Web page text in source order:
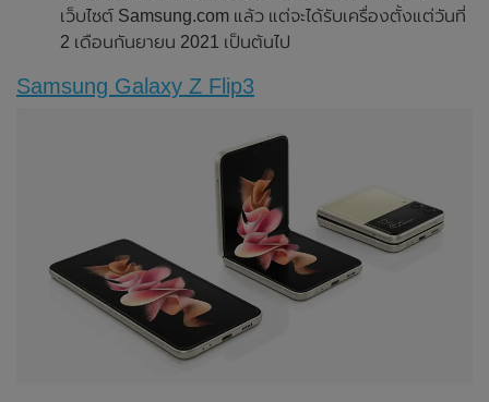
เว็บไซต์ Samsung.com แล้ว แต่จะได้รับเครื่องตั้งแต่วันที่
2 เดือนกันยายน 2021 เป็นต้นไป
Samsung Galaxy Z Flip3